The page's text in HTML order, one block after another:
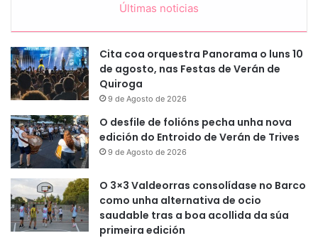
Últimas noticias
Cita coa orquestra Panorama o luns 10
de agosto, nas Festas de Verán de
Quiroga
9 de Agosto de 2026
O desfile de folións pecha unha nova
edición do Entroido de Verán de Trives
9 de Agosto de 2026
O 3×3 Valdeorras consolídase no Barco
como unha alternativa de ocio
saudable tras a boa acollida da súa
primeira edición